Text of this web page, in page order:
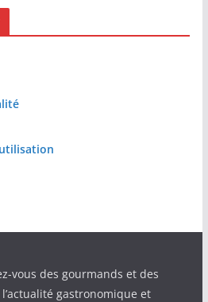
vous des gourmands et des
gastronomique et